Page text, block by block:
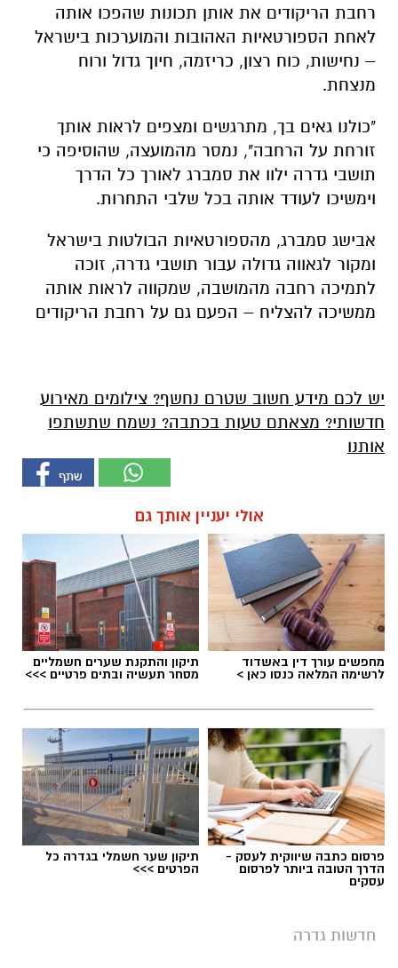
רחבת הריקודים את אותן תכונות שהפכו אותה
לאחת הספורטאיות האהובות והמוערכות בישראל
– נחישות, כוח רצון, כריזמה, חיוך גדול ורוח
מנצחת.
"כולנו גאים בך, מתרגשים ומצפים לראות אותך
זורחת על הרחבה", נמסר מהמועצה, שהוסיפה כי
תושבי גדרה ילוו את סמברג לאורך כל הדרך
וימשיכו לעודד אותה בכל שלבי התחרות.
אבישג סמברג, מהספורטאיות הבולטות בישראל
ומקור לגאווה גדולה עבור תושבי גדרה, זוכה
לתמיכה רחבה מהמושבה, שמקווה לראות אותה
ממשיכה להצליח – הפעם גם על רחבת הריקודים
יש לכם מידע חשוב שטרם נחשף? צילומים מאירוע
חדשותי? מצאתם טעות בכתבה? נשמח שתשתפו
אותנו
אולי יעניין אותך גם
מחפשים עורך דין באשדוד
לרשימה המלאה כנסו כאן >
תיקון והתקנת שערים חשמליים
מסחר תעשיה ובתים פרטיים >>>
פרסום כתבה שיווקית לעסק -
הדרך הטובה ביותר לפרסום
עסקים
תיקון שער חשמלי בגדרה כל
הפרטים >>>
חדשות גדרה